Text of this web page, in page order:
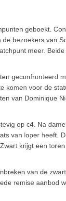
geboekt.
bezoekers van
meer.
geconfronteerd
komen voor de
van Dominique
op c4. Na
van loper heeft.
krijgt een
van de
remise aanbod